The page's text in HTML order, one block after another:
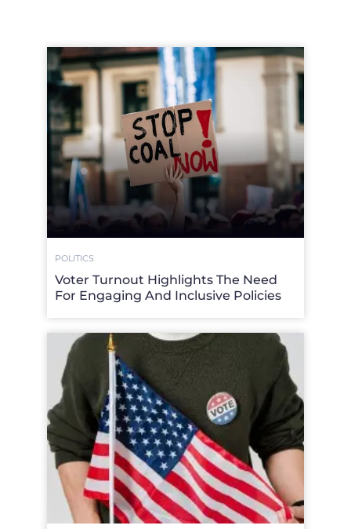
POLITICS
Voter Turnout Highlights The Need
For Engaging And Inclusive Policies